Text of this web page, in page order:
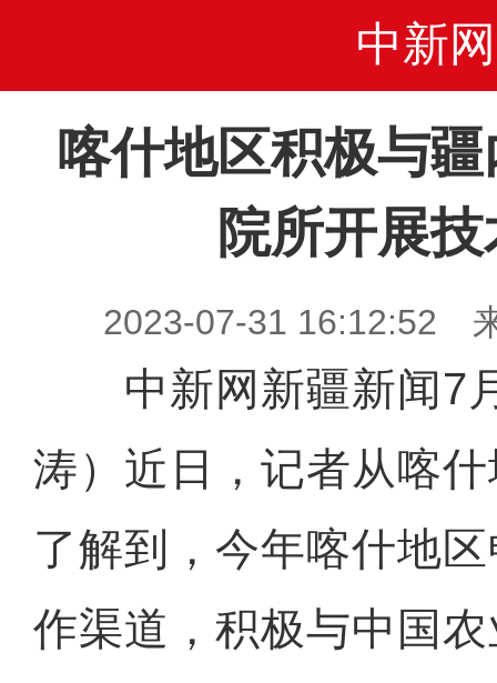
中新网
喀什地区积极与
院所开展
2023-07-31 16:12:52
中新网新疆新闻7
涛）近日，记者从喀
了解到，今年喀什地
作渠道，积极与中国